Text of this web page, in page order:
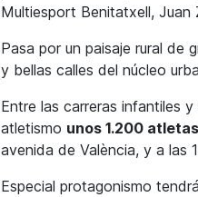
Multiesport Benitatxell, Juan
Pasa por un paisaje rural de
y bellas calles del núcleo
Entre las carreras infantiles
atletismo unos 1.200 atletas
avenida de València, y a las
Especial protagonismo